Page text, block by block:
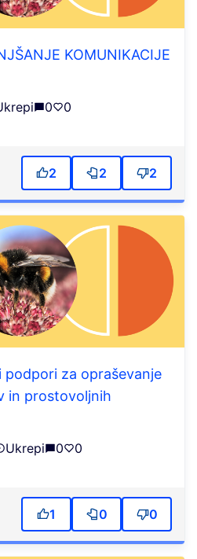
KOMUNIKACIJE
0 0
2 2 2
podpori za opraševanje
in prostovoljnih
Ukrepi 0 0
1 0 0